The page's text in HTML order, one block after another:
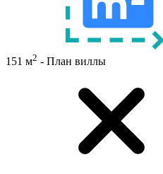
151 м2 - План виллы